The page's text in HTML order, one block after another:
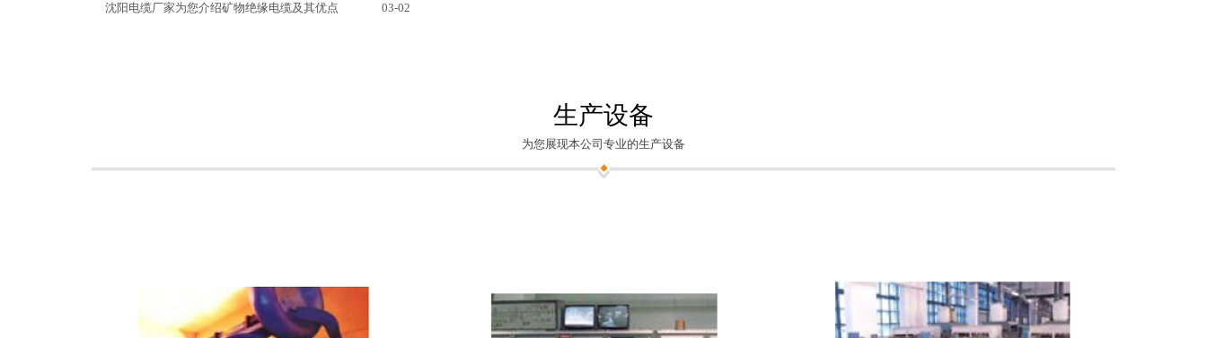
沈阳电缆厂家为您介绍矿物绝缘电缆及其优点 03-02
生产设备
为您展现本公司专业的生产设备